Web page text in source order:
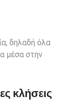
δηλαδή όλα
μέσα στην
κλήσεις